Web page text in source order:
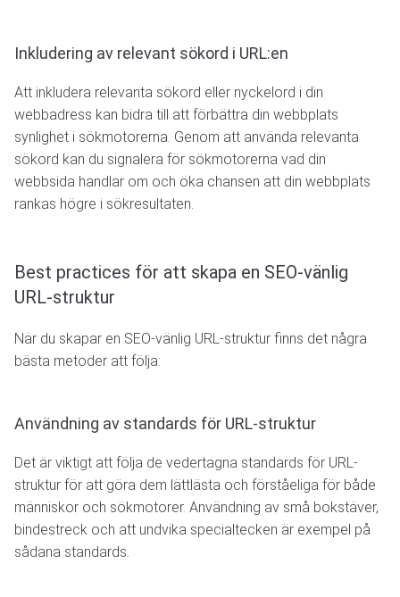
Inkludering av relevant sökord i URL:en
Att inkludera relevanta sökord eller nyckelord i din
webbadress kan bidra till att förbättra din webbplats
synlighet i sökmotorerna. Genom att använda relevanta
sökord kan du signalera för sökmotorerna vad din
webbsida handlar om och öka chansen att din webbplats
rankas högre i sökresultaten.
Best practices för att skapa en SEO-vänlig
URL-struktur
När du skapar en SEO-vänlig URL-struktur finns det några
bästa metoder att följa:
Användning av standards för URL-struktur
Det är viktigt att följa de vedertagna standards för URL-
struktur för att göra dem lättlästa och förståeliga för både
människor och sökmotorer. Användning av små bokstäver,
bindestreck och att undvika specialtecken är exempel på
sådana standards.